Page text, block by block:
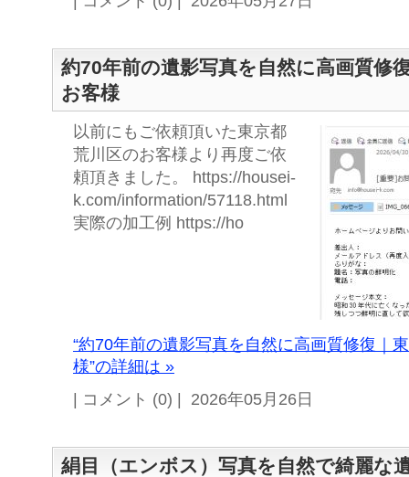
約70年前の遺影写真を自然に高画質修
お客様
以前にもご依頼頂いた東京都
荒川区のお客様より再度ご依
頼頂きました。 https://housei-
k.com/information/57118.html
実際の加工例 https://ho
“約70年前の遺影写真を自然に高画質修復｜
様”の詳細は »
| コメント (0) | 2026年05月26日
絹目（エンボス）写真を自然で綺麗な